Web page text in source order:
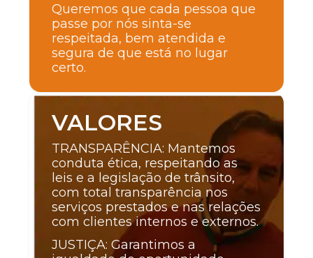
Queremos que cada pessoa que
passe por nós sinta-se
respeitada, bem atendida e
segura de que está no lugar
certo.
VALORES
TRANSPARÊNCIA: Mantemos
conduta ética, respeitando as
leis e a legislação de trânsito,
com total transparência nos
serviços prestados e nas relações
com clientes internos e externos.
JUSTIÇA: Garantimos a